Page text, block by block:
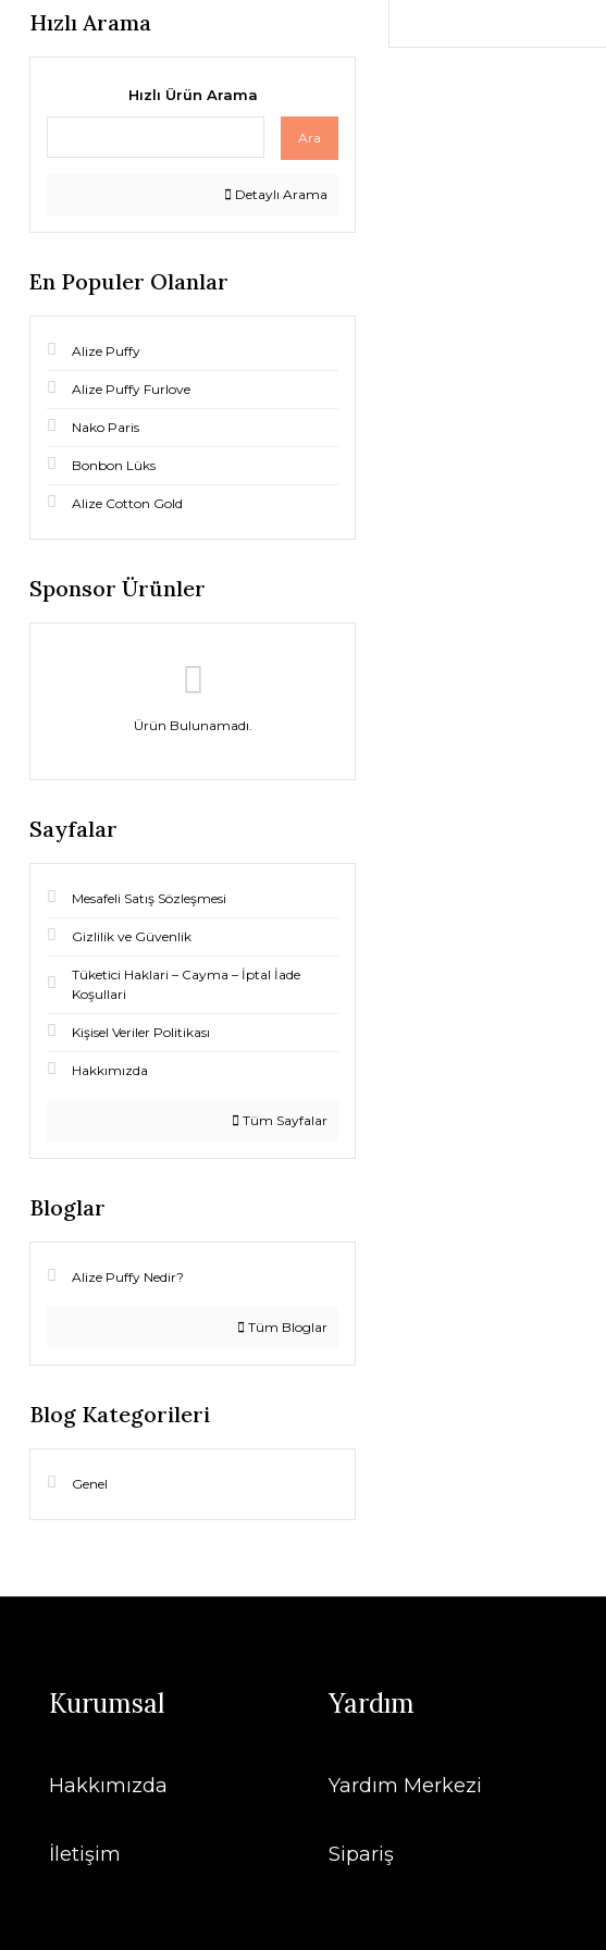
Hızlı Arama
Hızlı Ürün Arama
Ara
Detaylı Arama
En Populer Olanlar
Alize Puffy
Alize Puffy Furlove
Nako Paris
Bonbon Lüks
Alize Cotton Gold
Sponsor Ürünler
Ürün Bulunamadı.
Sayfalar
Mesafeli Satış Sözleşmesi
Gizlilik ve Güvenlik
Tüketici Haklari – Cayma – İptal İade
Koşullari
Kişisel Veriler Politikası
Hakkımızda
Tüm Sayfalar
Bloglar
Alize Puffy Nedir?
Tüm Bloglar
Blog Kategorileri
Genel
Kurumsal
Hakkımızda
İletişim
Yardım
Yardım Merkezi
Sipariş